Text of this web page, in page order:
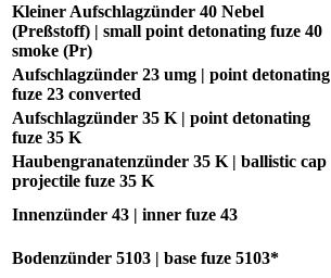
Kleiner Aufschlagzünder 40 Nebel
(Preßstoff) | small point detonating fuze 40
smoke (Pr)
Aufschlagzünder 23 umg | point detonating
fuze 23 converted
Aufschlagzünder 35 K | point detonating
fuze 35 K
Haubengranatenzünder 35 K | ballistic cap
projectile fuze 35 K
Innenzünder 43 | inner fuze 43
Bodenzünder 5103 | base fuze 5103*